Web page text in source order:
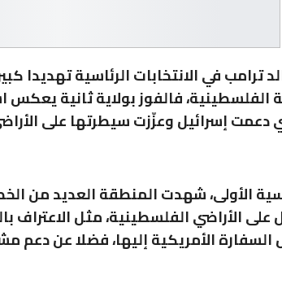
ترامب في الانتخابات الرئاسية تهديدا
فالفوز بولاية ثانية يعكس
دعمت إسرائيل وعزّزت سيطرتها على
الأولى، شهدت المنطقة العديد من
على الأراضي الفلسطينية، مثل
السفارة الأمريكية إليها، فضلا عن دعم